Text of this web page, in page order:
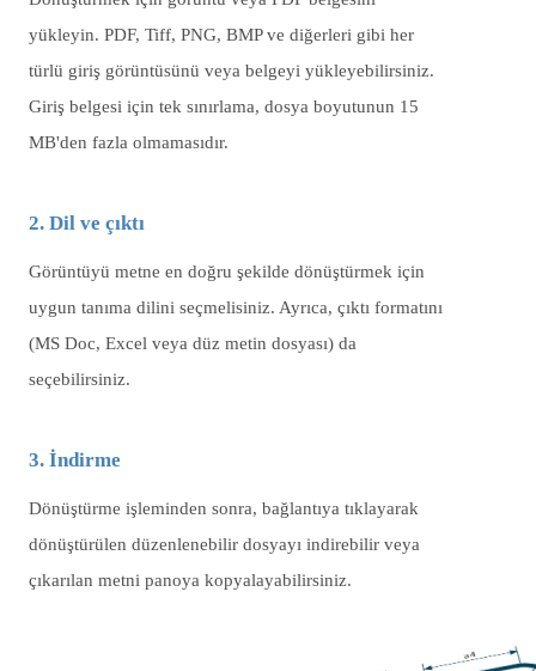
yükleyin. PDF, Tiff, PNG, BMP ve diğerleri gibi her
türlü giriş görüntüsünü veya belgeyi yükleyebilirsiniz.
Giriş belgesi için tek sınırlama, dosya boyutunun 15
MB'den fazla olmamasıdır.
2. Dil ve çıktı
Görüntüyü metne en doğru şekilde dönüştürmek için
uygun tanıma dilini seçmelisiniz. Ayrıca, çıktı formatını
(MS Doc, Excel veya düz metin dosyası) da
seçebilirsiniz.
3. İndirme
Dönüştürme işleminden sonra, bağlantıya tıklayarak
dönüştürülen düzenlenebilir dosyayı indirebilir veya
çıkarılan metni panoya kopyalayabilirsiniz.